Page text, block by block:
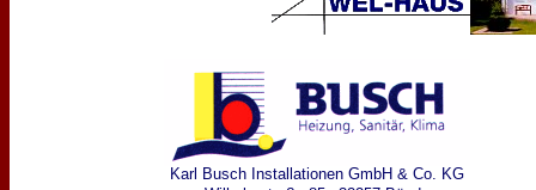
Karl Busch Installationen GmbH & Co. KG